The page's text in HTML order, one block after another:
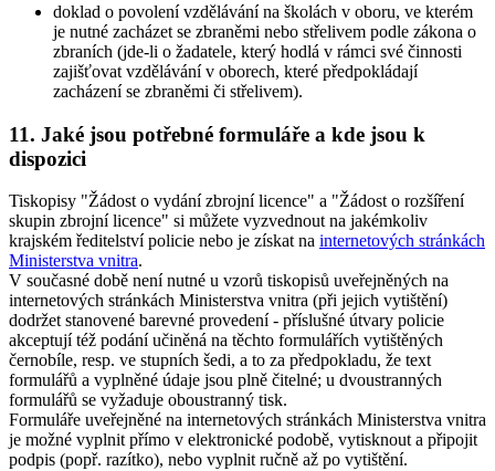
doklad o povolení vzdělávání na školách v oboru, ve kterém
je nutné zacházet se zbraněmi nebo střelivem podle zákona o
zbraních (jde-li o žadatele, který hodlá v rámci své činnosti
zajišťovat vzdělávání v oborech, které předpokládají
zacházení se zbraněmi či střelivem).
11. Jaké jsou potřebné formuláře a kde jsou k
dispozici
Tiskopisy "Žádost o vydání zbrojní licence" a "Žádost o rozšíření
skupin zbrojní licence" si můžete vyzvednout na jakémkoliv
krajském ředitelství policie nebo je získat na internetových stránkách
Ministerstva vnitra.
V současné době není nutné u vzorů tiskopisů uveřejněných na
internetových stránkách Ministerstva vnitra (při jejich vytištění)
dodržet stanovené barevné provedení - příslušné útvary policie
akceptují též podání učiněná na těchto formulářích vytištěných
černobíle, resp. ve stupních šedi, a to za předpokladu, že text
formulářů a vyplněné údaje jsou plně čitelné; u dvoustranných
formulářů se vyžaduje oboustranný tisk.
Formuláře uveřejněné na internetových stránkách Ministerstva vnitra
je možné vyplnit přímo v elektronické podobě, vytisknout a připojit
podpis (popř. razítko), nebo vyplnit ručně až po vytištění.